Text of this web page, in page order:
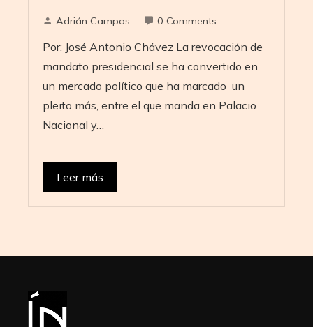
Adrián Campos 0 Comments
Por: José Antonio Chávez La revocación de
mandato presidencial se ha convertido en
un mercado político que ha marcado un
pleito más, entre el que manda en Palacio
Nacional y…
Leer más